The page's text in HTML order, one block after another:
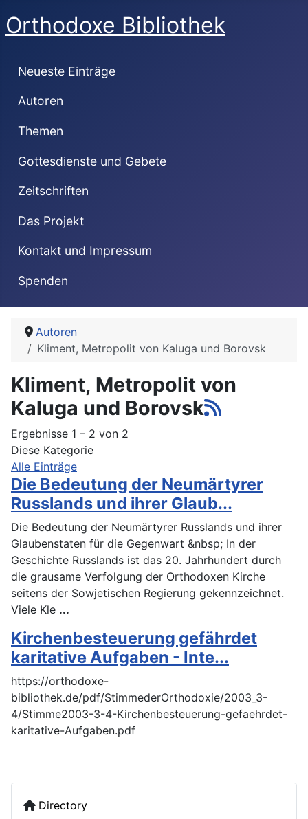
Orthodoxe Bibliothek
Neueste Einträge
Autoren
Themen
Gottesdienste und Gebete
Zeitschriften
Das Projekt
Kontakt und Impressum
Spenden
Directory
Autoren
Kliment, Metropolit von Kaluga und Borovsk
Kliment, Metropolit von
Kaluga und Borovsk
Ergebnisse 1 – 2 von 2
Diese Kategorie
Alle Einträge
Die Bedeutung der Neumärtyrer
Russlands und ihrer Glaub...
Die Bedeutung der Neumärtyrer Russlands und ihrer
Glaubenstaten für die Gegenwart &nbsp; In der
Geschichte Russlands ist das 20. Jahrhundert durch
die grausame Verfolgung der Orthodoxen Kirche
seitens der Sowjetischen Regierung gekennzeichnet.
Viele Kle ...
Kirchenbesteuerung gefährdet
karitative Aufgaben - Inte...
https://orthodoxe-
bibliothek.de/pdf/StimmederOrthodoxie/2003_3-
4/Stimme2003-3-4-Kirchenbesteuerung-gefaehrdet-
karitative-Aufgaben.pdf